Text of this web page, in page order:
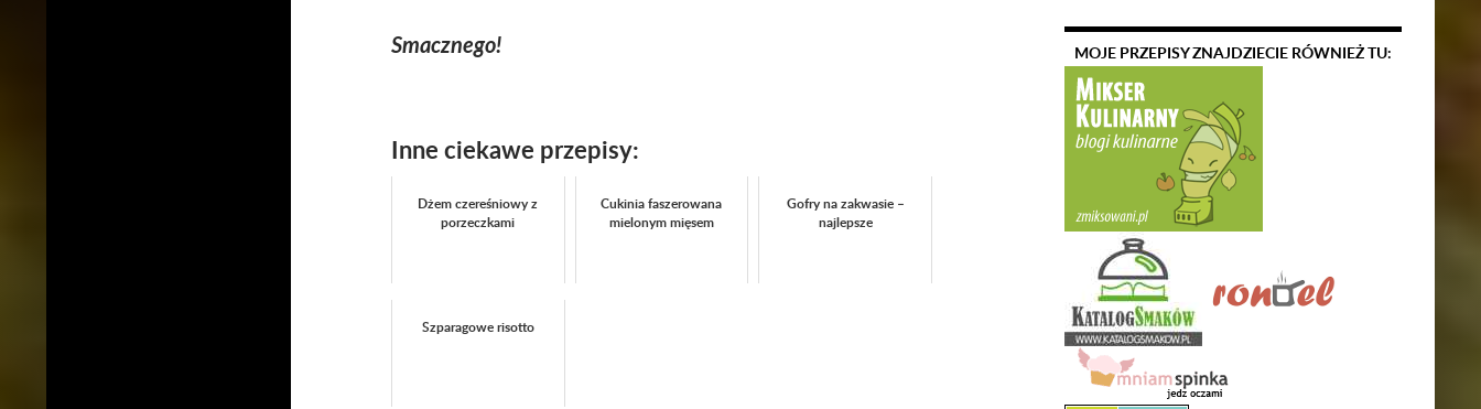
Smacznego!
Inne ciekawe przepisy:
Dżem czereśniowy z
porzeczkami
Cukinia faszerowana
mielonym mięsem
Gofry na zakwasie –
najlepsze
Szparagowe risotto
MOJE PRZEPISY ZNAJDZIECIE RÓWNIEŻ TU: